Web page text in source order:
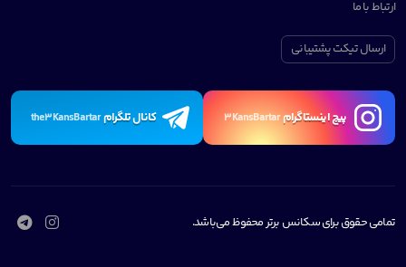
ارتباط با ما
ارسال تیکت پشتیبانی
پیچ اینستاگرام3KansBartar کانال تلگرامthe3KansBartar
تمامی حقوق برای سکانس برتر محفوظ می‌باشد.